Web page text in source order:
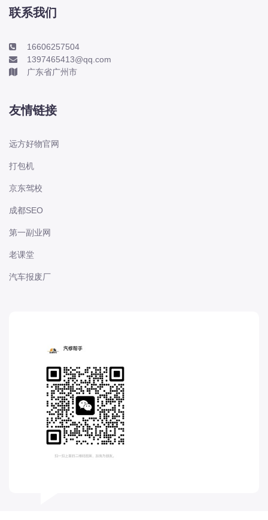
标致
标致-进口
比亚迪
比亚迪商用车
比速
创维
昌河
长安
长安-跨越
D
DS
DS
DS-进口
东南
联系我们
16606257504
1397465413@qq.com
广东省广州市
友情链接
远方好物官网
打包机
京东驾校
成都SEO
第一副业网
老课堂
汽车报废厂